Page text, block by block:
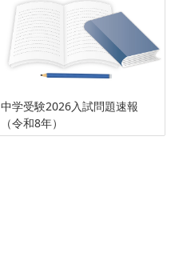
中学受験2026入試問題速報
（令和8年）